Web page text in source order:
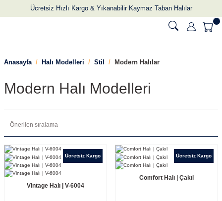
Ücretsiz Hızlı Kargo & Yıkanabilir Kaymaz Taban Halılar
Anasayfa Halı Modelleri Stil Modern Halılar
Modern Halı Modelleri
Ücretsiz Kargo
Vintage Halı | V-6004
Ücretsiz Kargo
Comfort Halı | Çakıl